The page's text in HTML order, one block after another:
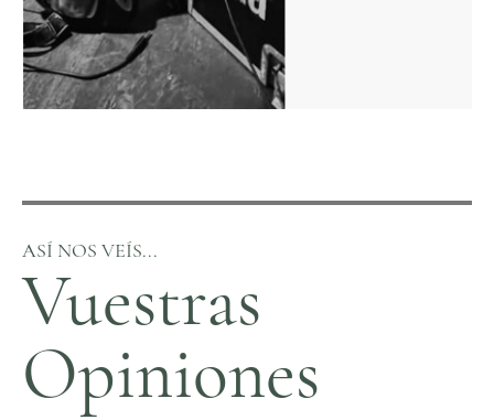
ASÍ NOS VEÍS...
Vuestras
Opiniones